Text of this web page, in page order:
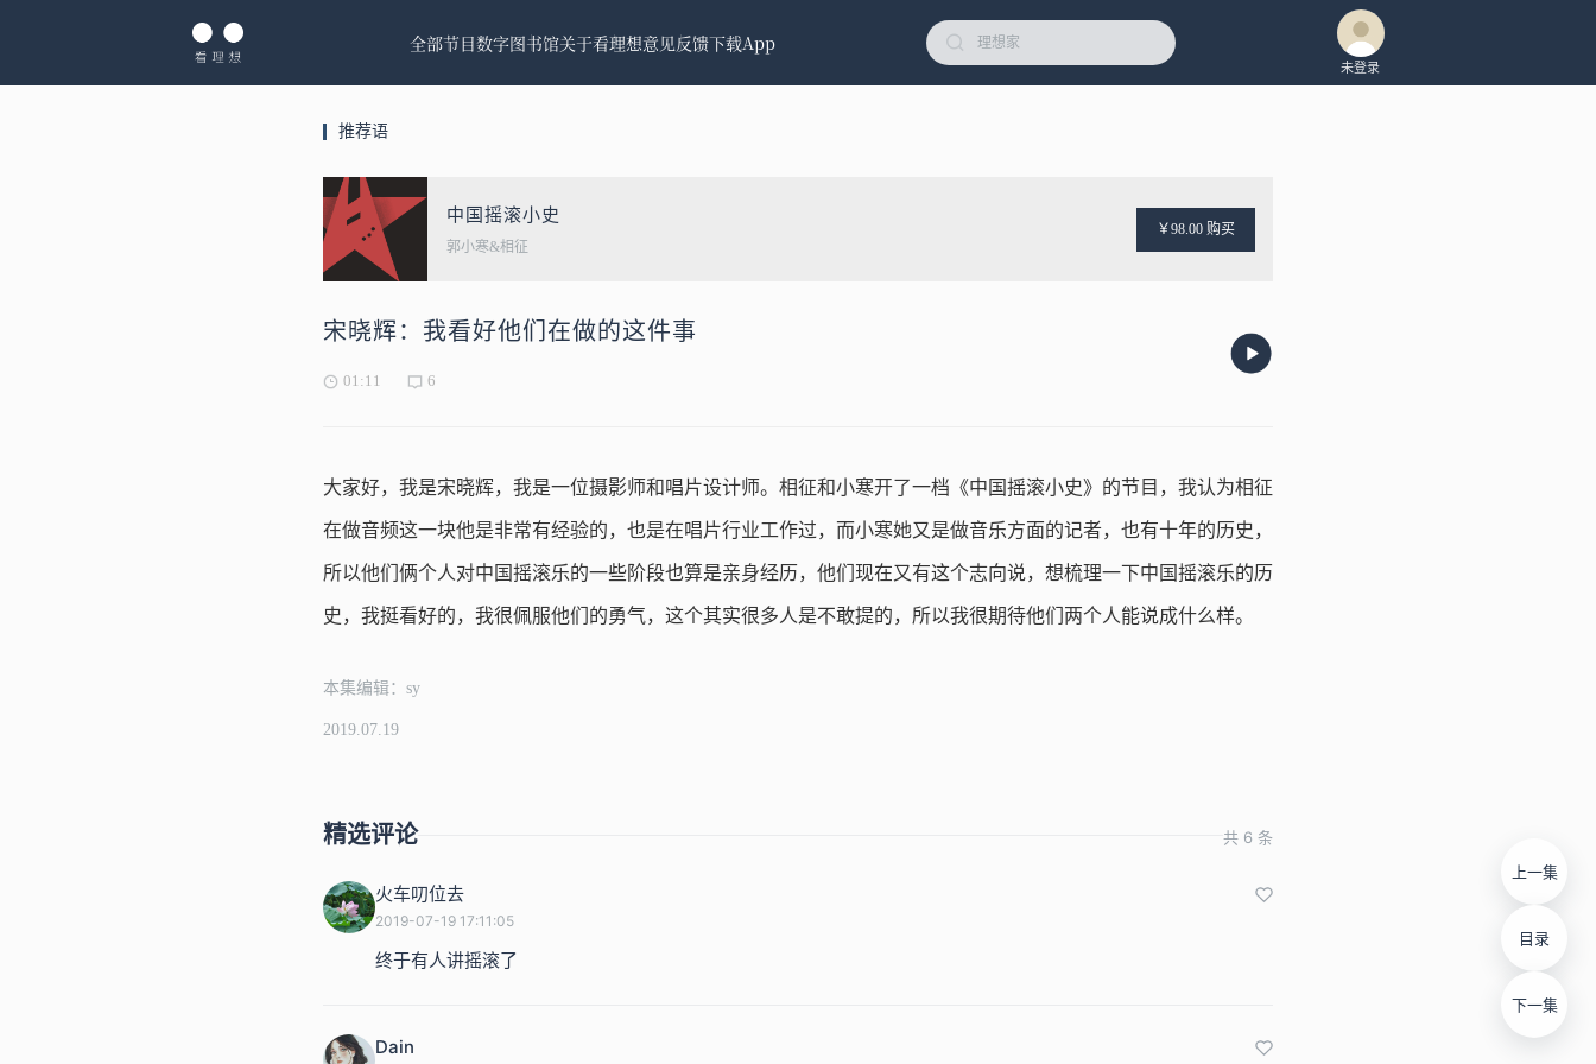
全部节目数字图书馆关于看理想意见反馈下载App
未登录
推荐语
中国摇滚小史
郭小寒&相征
￥98.00 购买
宋晓辉：我看好他们在做的这件事
01:11 6
上一集
目录
下一集
大家好，我是宋晓辉，我是一位摄影师和唱片设计师。相征和小寒开了一档《中国摇滚小史》的节目，我认为相征
在做音频这一块他是非常有经验的，也是在唱片行业工作过，而小寒她又是做音乐方面的记者，也有十年的历史，
所以他们俩个人对中国摇滚乐的一些阶段也算是亲身经历，他们现在又有这个志向说，想梳理一下中国摇滚乐的历
史，我挺看好的，我很佩服他们的勇气，这个其实很多人是不敢提的，所以我很期待他们两个人能说成什么样。
本集编辑：sy
2019.07.19
精选评论 共 6 条
火车叨位去
2019-07-19 17:11:05
终于有人讲摇滚了
Dain